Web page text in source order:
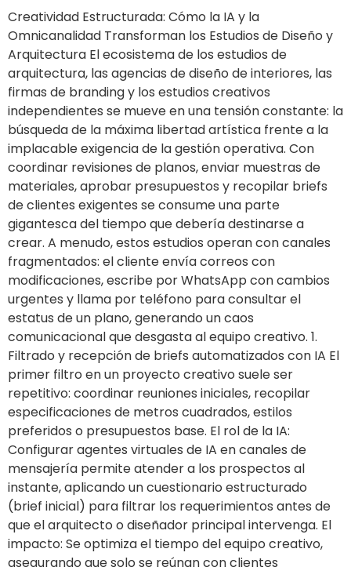
Creatividad Estructurada: Cómo la IA y la
Omnicanalidad Transforman los Estudios de Diseño y
Arquitectura El ecosistema de los estudios de
arquitectura, las agencias de diseño de interiores, las
firmas de branding y los estudios creativos
independientes se mueve en una tensión constante: la
búsqueda de la máxima libertad artística frente a la
implacable exigencia de la gestión operativa. Con
coordinar revisiones de planos, enviar muestras de
materiales, aprobar presupuestos y recopilar briefs
de clientes exigentes se consume una parte
gigantesca del tiempo que debería destinarse a
crear. A menudo, estos estudios operan con canales
fragmentados: el cliente envía correos con
modificaciones, escribe por WhatsApp con cambios
urgentes y llama por teléfono para consultar el
estatus de un plano, generando un caos
comunicacional que desgasta al equipo creativo. 1.
Filtrado y recepción de briefs automatizados con IA El
primer filtro en un proyecto creativo suele ser
repetitivo: coordinar reuniones iniciales, recopilar
especificaciones de metros cuadrados, estilos
preferidos o presupuestos base. El rol de la IA:
Configurar agentes virtuales de IA en canales de
mensajería permite atender a los prospectos al
instante, aplicando un cuestionario estructurado
(brief inicial) para filtrar los requerimientos antes de
que el arquitecto o diseñador principal intervenga. El
impacto: Se optimiza el tiempo del equipo creativo,
asegurando que solo se reúnan con clientes